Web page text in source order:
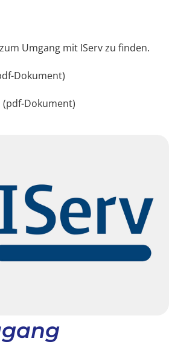
Umgang mit IServ zu finden.
Dokument)
(pdf-Dokument)